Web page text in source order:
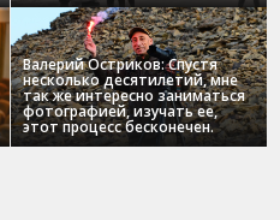
Валерий Остриков: Спустя
несколько десятилетий, мне
так же интересно заниматься
фотографией, изучать ее,
этот процесс бесконечен.